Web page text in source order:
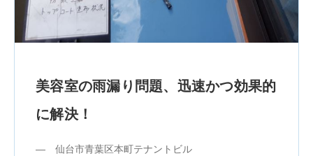
美容室の雨漏り問題、迅速かつ効果的
に解決！
― 仙台市青葉区本町テナントビル